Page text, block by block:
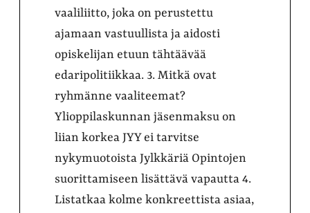
vaaliliitto, joka on perustettu
ajamaan vastuullista ja aidosti
opiskelijan etuun tähtäävää
edaripolitiikkaa. 3. Mitkä ovat
ryhmänne vaaliteemat?
Ylioppilaskunnan jäsenmaksu on
liian korkea JYY ei tarvitse
nykymuotoista Jylkkäriä Opintojen
suorittamiseen lisättävä vapautta 4.
Listatkaa kolme konkreettista asiaa,